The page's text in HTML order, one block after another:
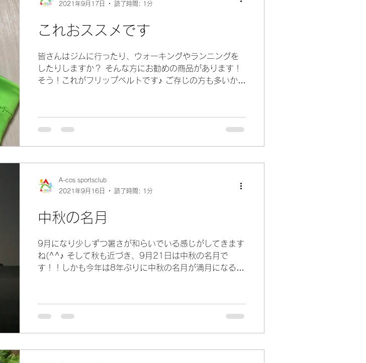
これおススメです
皆さんはジムに行ったり、ウォーキングやランニングを
したりしますか？ そんな方にお勧めの商品があります！
そう！これがフリップベルトです♪ ご存じの方も多いかも
揺れたりしない...
2021年9月17日
読了時間: 1分
中秋の名月
9月になり少しずつ暑さが和らいでいる感じがしてきます
ね(^^♪ そして秋も近づき、9月21日は中秋の名月で
す！！しかも今年は8年ぶりに中秋の名月が満月になるそ
A-cos sportsclub
2021年9月16日
読了時間: 1分